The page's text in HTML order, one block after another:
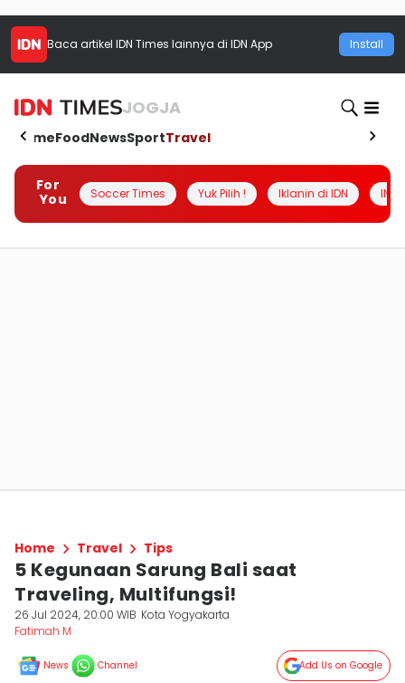
Baca artikel IDN Times lainnya di IDN App Install
JOGJA
HomeFoodNewsSportTravel
For
You
Soccer Times Yuk Pilih ! Iklanin di IDN
Home Travel Tips
5 Kegunaan Sarung Bali saat
Traveling, Multifungsi!
26 Jul 2024, 20:00 WIB Kota Yogyakarta
Fatimah M
News Channel Add Us on Google